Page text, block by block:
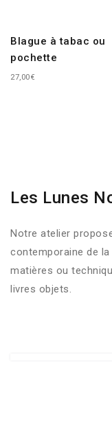
Blague à tabac ou
pochette
27,00€
Les Lunes
Notre atelier
contemporaine de la
matières ou
livres objets.